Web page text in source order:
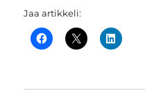
Jaa artikkeli: